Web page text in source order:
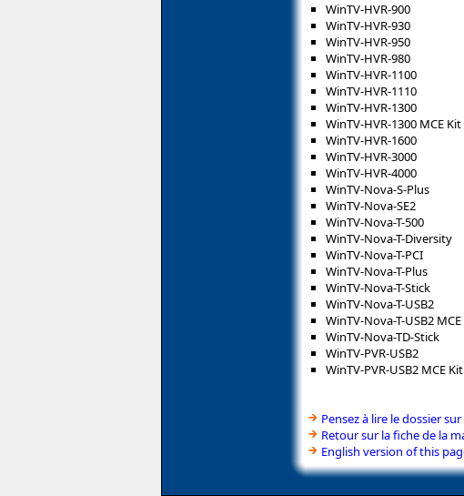
WinTV-HVR-900
WinTV-HVR-930
WinTV-HVR-950
WinTV-HVR-980
WinTV-HVR-1100
WinTV-HVR-1110
WinTV-HVR-1300
WinTV-HVR-1300 MCE Kit
WinTV-HVR-1600
WinTV-HVR-3000
WinTV-HVR-4000
WinTV-Nova-S-Plus
WinTV-Nova-SE2
WinTV-Nova-T-500
WinTV-Nova-T-Diversity
WinTV-Nova-T-PCI
WinTV-Nova-T-Plus
WinTV-Nova-T-Stick
WinTV-Nova-T-USB2
WinTV-Nova-T-USB2
WinTV-Nova-TD-Stick
WinTV-PVR-USB2
WinTV-PVR-USB2 MCE Kit
Pensez à lire le dossier
Retour sur la fiche de la
English version of this